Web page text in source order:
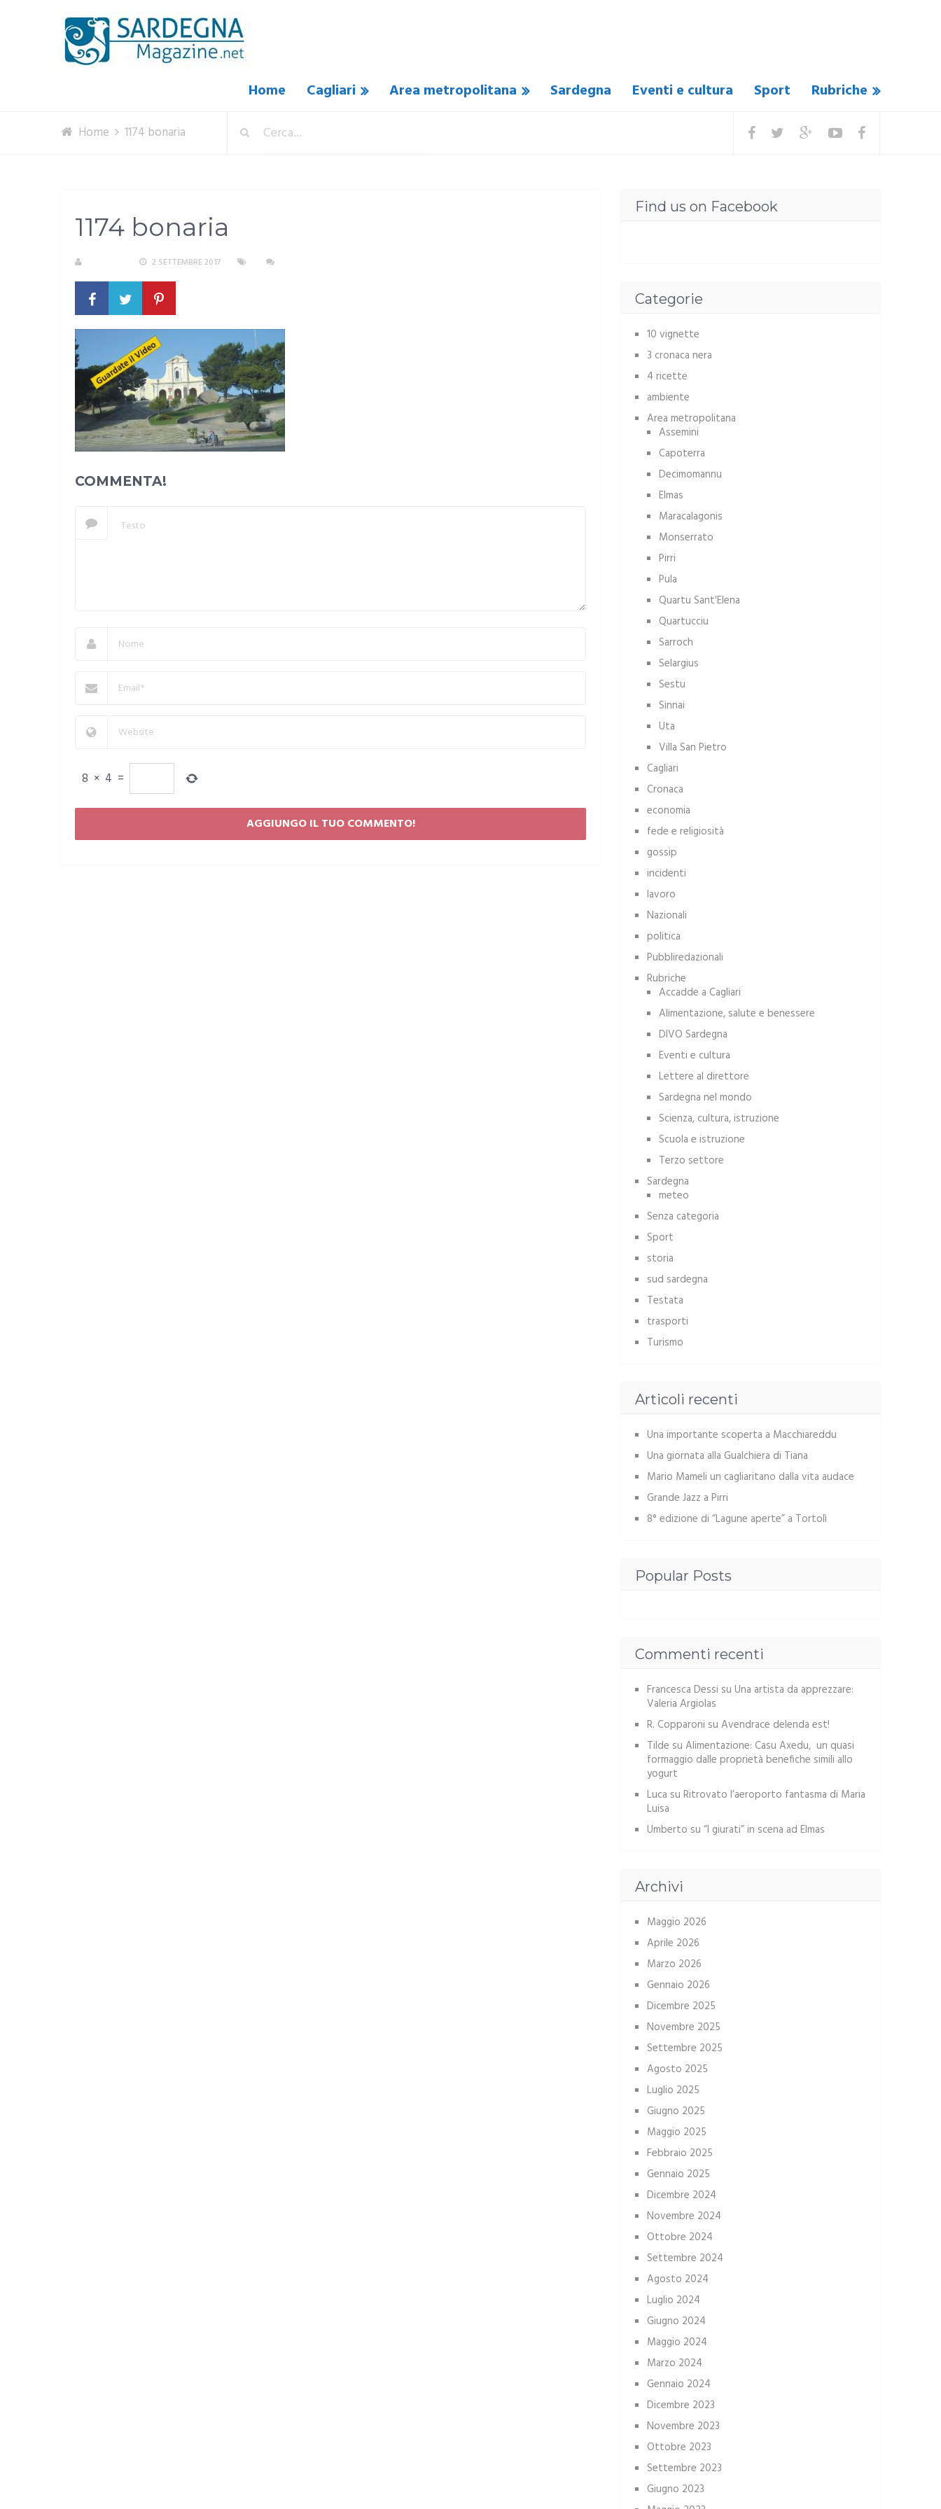
Home Cagliari Area metropolitana Sardegna Eventi e cultura Sport Rubriche
Home 1174 bonaria
1174 bonaria
2 SETTEMBRE 2017
COMMENTA!
8 × 4 =
Find us on Facebook
Categorie
10 vignette
3 cronaca nera
4 ricette
ambiente
Area metropolitana
Assemini
Capoterra
Decimomannu
Elmas
Maracalagonis
Monserrato
Pirri
Pula
Quartu Sant'Elena
Quartucciu
Sarroch
Selargius
Sestu
Sinnai
Uta
Villa San Pietro
Cagliari
Cronaca
economia
fede e religiosità
gossip
incidenti
lavoro
Nazionali
politica
Pubbliredazionali
Rubriche
Accadde a Cagliari
Alimentazione, salute e benessere
DIVO Sardegna
Eventi e cultura
Lettere al direttore
Sardegna nel mondo
Scienza, cultura, istruzione
Scuola e istruzione
Terzo settore
Sardegna
meteo
Senza categoria
Sport
storia
sud sardegna
Testata
trasporti
Turismo
Articoli recenti
Una importante scoperta a Macchiareddu
Una giornata alla Gualchiera di Tiana
Mario Mameli un cagliaritano dalla vita audace
Grande Jazz a Pirri
8° edizione di “Lagune aperte” a Tortolì
Popular Posts
Commenti recenti
Francesca Dessi su Una artista da apprezzare:
Valeria Argiolas
R. Copparoni su Avendrace delenda est!
Tilde su Alimentazione: Casu Axedu, un quasi
formaggio dalle proprietà benefiche simili allo
yogurt
Luca su Ritrovato l’aeroporto fantasma di Maria
Luisa
Umberto su “I giurati” in scena ad Elmas
Archivi
Maggio 2026
Aprile 2026
Marzo 2026
Gennaio 2026
Dicembre 2025
Novembre 2025
Settembre 2025
Agosto 2025
Luglio 2025
Giugno 2025
Maggio 2025
Febbraio 2025
Gennaio 2025
Dicembre 2024
Novembre 2024
Ottobre 2024
Settembre 2024
Agosto 2024
Luglio 2024
Giugno 2024
Maggio 2024
Marzo 2024
Gennaio 2024
Dicembre 2023
Novembre 2023
Ottobre 2023
Settembre 2023
Giugno 2023